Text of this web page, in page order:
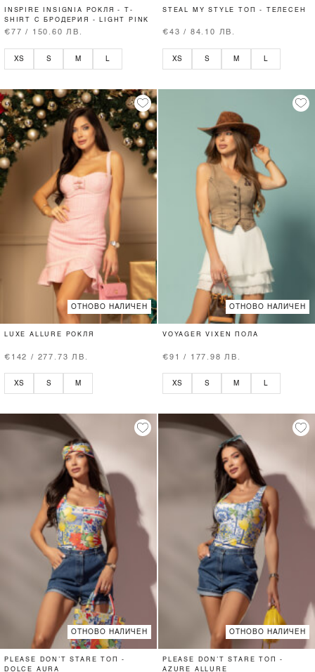
INSPIRE INSIGNIA РОКЛЯ - T-
SHIRT С БРОДЕРИЯ - LIGHT PINK
€77 / 150.60 ЛВ.
XS S M
STEAL MY STYLE ТОП - ТЕЛЕСЕН
€43 / 84.10 ЛВ.
XS S M
ОТНОВО НАЛИЧЕН
LUXE ALLURE РОКЛЯ
€142 / 277.73 ЛВ.
XS S M
ОТНОВО НАЛИЧЕН
VOYAGER VIXEN ПОЛА
€91 / 177.98 ЛВ.
XS S M L
ОТНОВО НАЛИЧЕН
PLEASE DON’T STARE ТОП -
DOLCE AURA
ОТНОВО НАЛИЧЕН
PLEASE DON’T STARE ТОП -
AZURE ALLURE